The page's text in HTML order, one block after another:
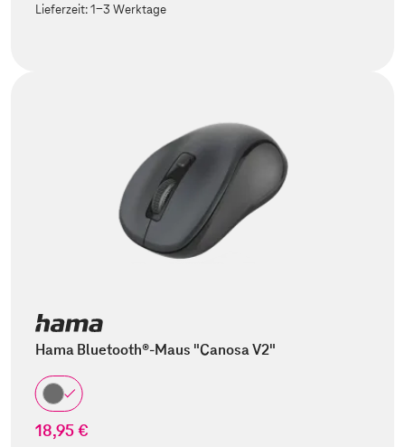
Lieferzeit:1-3 Werktage
Hama Bluetooth®-Maus "Canosa V2"
18,95 €